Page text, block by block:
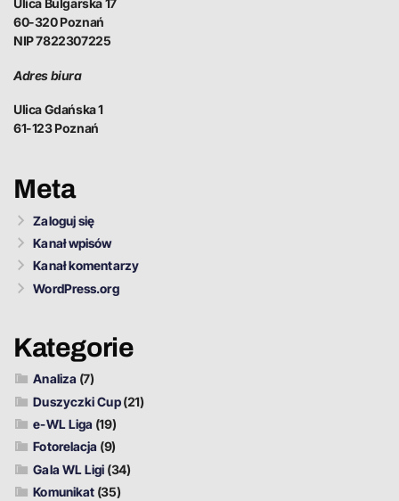
Ulica Bulgarska 17
60-320 Poznań
NIP 7822307225
Adres biura
Ulica Gdańska 1
61-123 Poznań
Meta
Zaloguj się
Kanał wpisów
Kanał komentarzy
WordPress.org
Kategorie
Analiza (7)
Duszyczki Cup(21)
e-WL Liga (19)
Fotorelacja (9)
Gala WL Ligi (34)
Komunikat (35)